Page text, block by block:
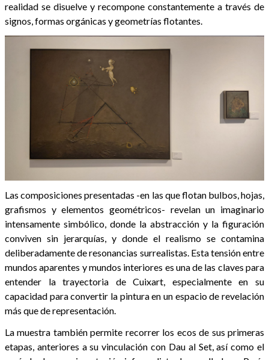
realidad se disuelve y recompone constantemente a través de
signos, formas orgánicas y geometrías flotantes.
Las composiciones presentadas -en las que flotan bulbos, hojas,
grafismos y elementos geométricos- revelan un imaginario
intensamente simbólico, donde la abstracción y la figuración
conviven sin jerarquías, y donde el realismo se contamina
deliberadamente de resonancias surrealistas. Esta tensión entre
mundos aparentes y mundos interiores es una de las claves para
entender la trayectoria de Cuixart, especialmente en su
capacidad para convertir la pintura en un espacio de revelación
más que de representación.
La muestra también permite recorrer los ecos de sus primeras
etapas, anteriores a su vinculación con Dau al Set, así como el